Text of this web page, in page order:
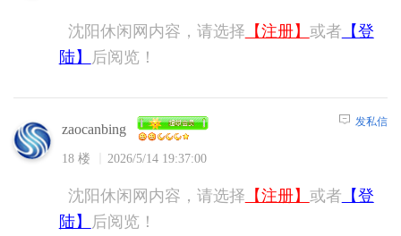
沈阳休闲网内容，请选择 【注册】 或者 【登
陆】
后阅览！
zaocanbing
18 楼 2026/5/14 19:37:00
发私信
沈阳休闲网内容，请选择 【注册】 或者 【登
陆】
后阅览！